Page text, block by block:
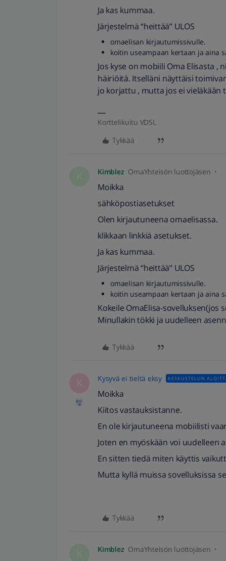
Ja kas kummaa.
Järjestelmä “heittää” ULOS
omaelisan kirjautumissivulle.
koitin useampaan kertaan ja aina
Jos kyse on mobiili Oma Elisasta ,
häiriöitä. Itselläni näyttäisi
jo korjattu , mutta jos ei vieläkään
Korttelikuitu VDSL
Tykkää
Kimblez OmaYhteisön luottojäsen
Moikka
sähköpostiasetukset
Olen kirjautuneena omaelisassa.
klikkaan linkkiä asetukset.
Ja kas kummaa.
Järjestelmä “heittää” ULOS
omaelisan kirjautumissivulle.
koitin useampaan kertaan ja aina
Kokeile OmaElisa-
Minullakin tökki ja uudelleen
Tykkää
K Kysyvä ei tieltä eksy KESKUSTELUN
Moikka
Kiitos vastauksistanne.
En ole kirjautuneena mobiilisti
Joten en myöskään voi uudelleen
En sitten tiedä miten käyttis
Mutta kyllä muissa sovelluksissa
Tykkää
Kimblez OmaYhteisön luottojäsen